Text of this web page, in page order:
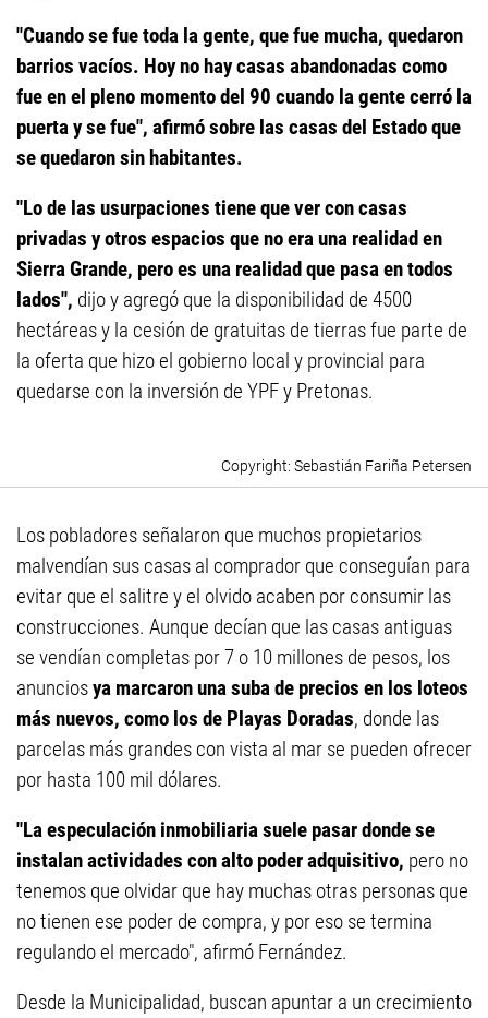
"Cuando se fue toda la gente, que fue mucha, quedaron
barrios vacíos. Hoy no hay casas abandonadas como
fue en el pleno momento del 90 cuando la gente cerró la
puerta y se fue", afirmó sobre las casas del Estado que
se quedaron sin habitantes.
"Lo de las usurpaciones tiene que ver con casas
privadas y otros espacios que no era una realidad en
Sierra Grande, pero es una realidad que pasa en todos
lados", dijo y agregó que la disponibilidad de 4500
hectáreas y la cesión de gratuitas de tierras fue parte de
la oferta que hizo el gobierno local y provincial para
quedarse con la inversión de YPF y Pretonas.
Sebastián Fariña Petersen
Los pobladores señalaron que muchos propietarios
malvendían sus casas al comprador que conseguían para
evitar que el salitre y el olvido acaben por consumir las
construcciones. Aunque decían que las casas antiguas
se vendían completas por 7 o 10 millones de pesos, los
anunciosya marcaron una suba de precios en los loteos
más nuevos, como los de Playas Doradas, donde las
parcelas más grandes con vista al mar se pueden ofrecer
por hasta 100 mil dólares.
"La especulación inmobiliaria suele pasar donde se
instalan actividades con alto poder adquisitivo, pero no
tenemos que olvidar que hay muchas otras personas que
no tienen ese poder de compra, y por eso se termina
regulando el mercado", afirmó Fernández.
Desde la Municipalidad, buscan apuntar a un crecimiento